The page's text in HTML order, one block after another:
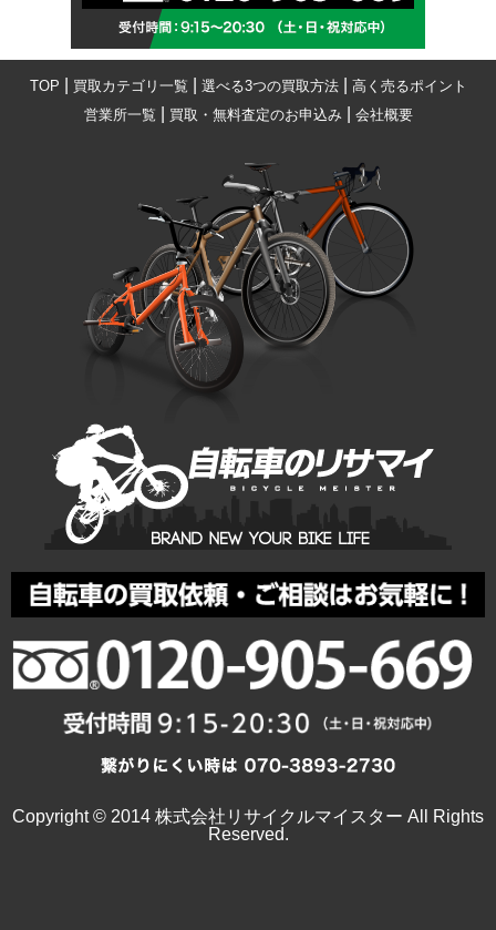
TOP 買取カテゴリ一覧 選べる3つの買取方法| 高く売るポイント
営業所一覧
買取・無料査定のお申込み| 会社概要
Copyright © 2014 株式会社リサイクルマイスター All Rights
Reserved.